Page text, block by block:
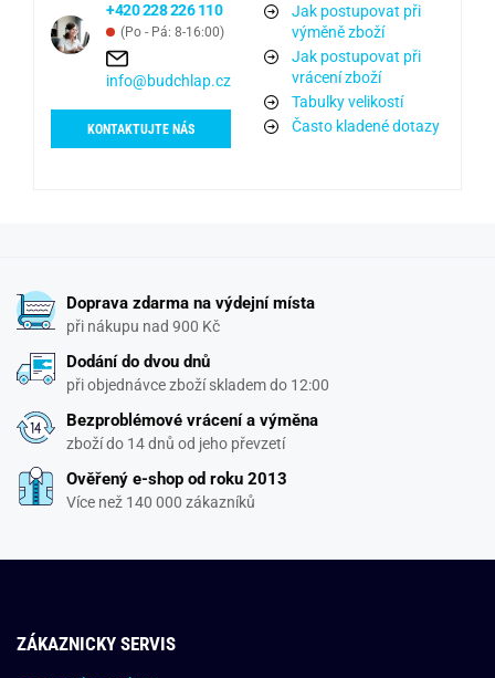
+420 228 226 110
(Po - Pá: 8-16:00)
info@budchlap.cz
KONTAKTUJTE NÁS
Jak postupovat při
výměně zboží
Jak postupovat při
vrácení zboží
Tabulky velikostí
Často kladené dotazy
Doprava zdarma na výdejní místa
při nákupu nad 900 Kč
Dodání do dvou dnů
při objednávce zboží skladem do 12:00
Bezproblémové vrácení a výměna
zboží do 14 dnů od jeho převzetí
Ověřený e-shop od roku 2013
Více než 140 000 zákazníků
ZÁKAZNICKY SERVIS